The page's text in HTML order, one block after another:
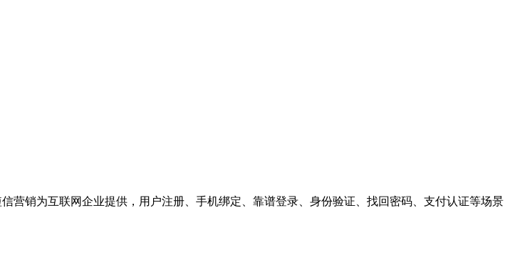
营销为互联网企业提供，用户注册、手机绑定、靠谱登录、身份验证、找回密码、支付认证等场景